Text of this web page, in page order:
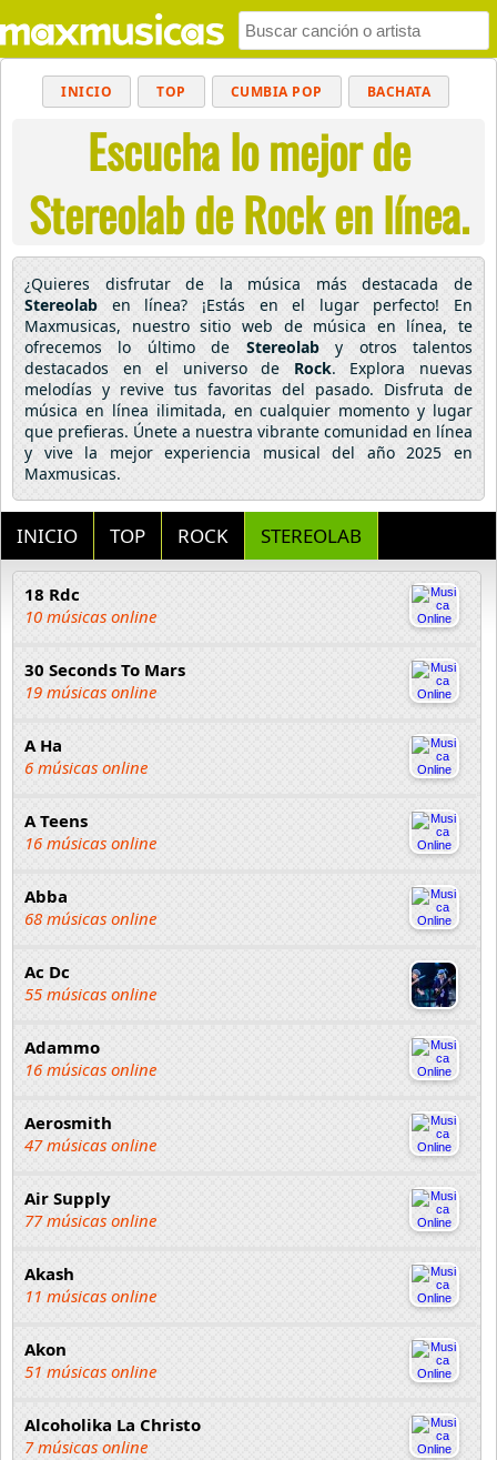
INICIO TOP CUMBIA POP BACHATA
POP MUSICA CRISTIANA REGGAETON
BALADAS ALTERNATIVO ELECTRÓNICA
CUMBIAS
Escucha lo mejor de
Stereolab de Rock en línea.
¿Quieres disfrutar de la música más destacada de
Stereolab en línea? ¡Estás en el lugar perfecto! En
Maxmusicas, nuestro sitio web de música en línea, te
ofrecemos lo último de Stereolaby otros talentos
destacados en el universo de Rock. Explora nuevas
melodías y revive tus favoritas del pasado. Disfruta de
música en línea ilimitada, en cualquier momento y lugar
que prefieras. Únete a nuestra vibrante comunidad en línea
y vive la mejor experiencia musical del año 2025 en
Maxmusicas.
INICIO TOP ROCK STEREOLAB
18 Rdc
10 músicas online
30 Seconds To Mars
19 músicas online
A Ha
6 músicas online
A Teens
16 músicas online
Abba
68 músicas online
Ac Dc
55 músicas online
Adammo
16 músicas online
Aerosmith
47 músicas online
Air Supply
77 músicas online
Akash
11 músicas online
Akon
51 músicas online
Alcoholika La Christo
7 músicas online